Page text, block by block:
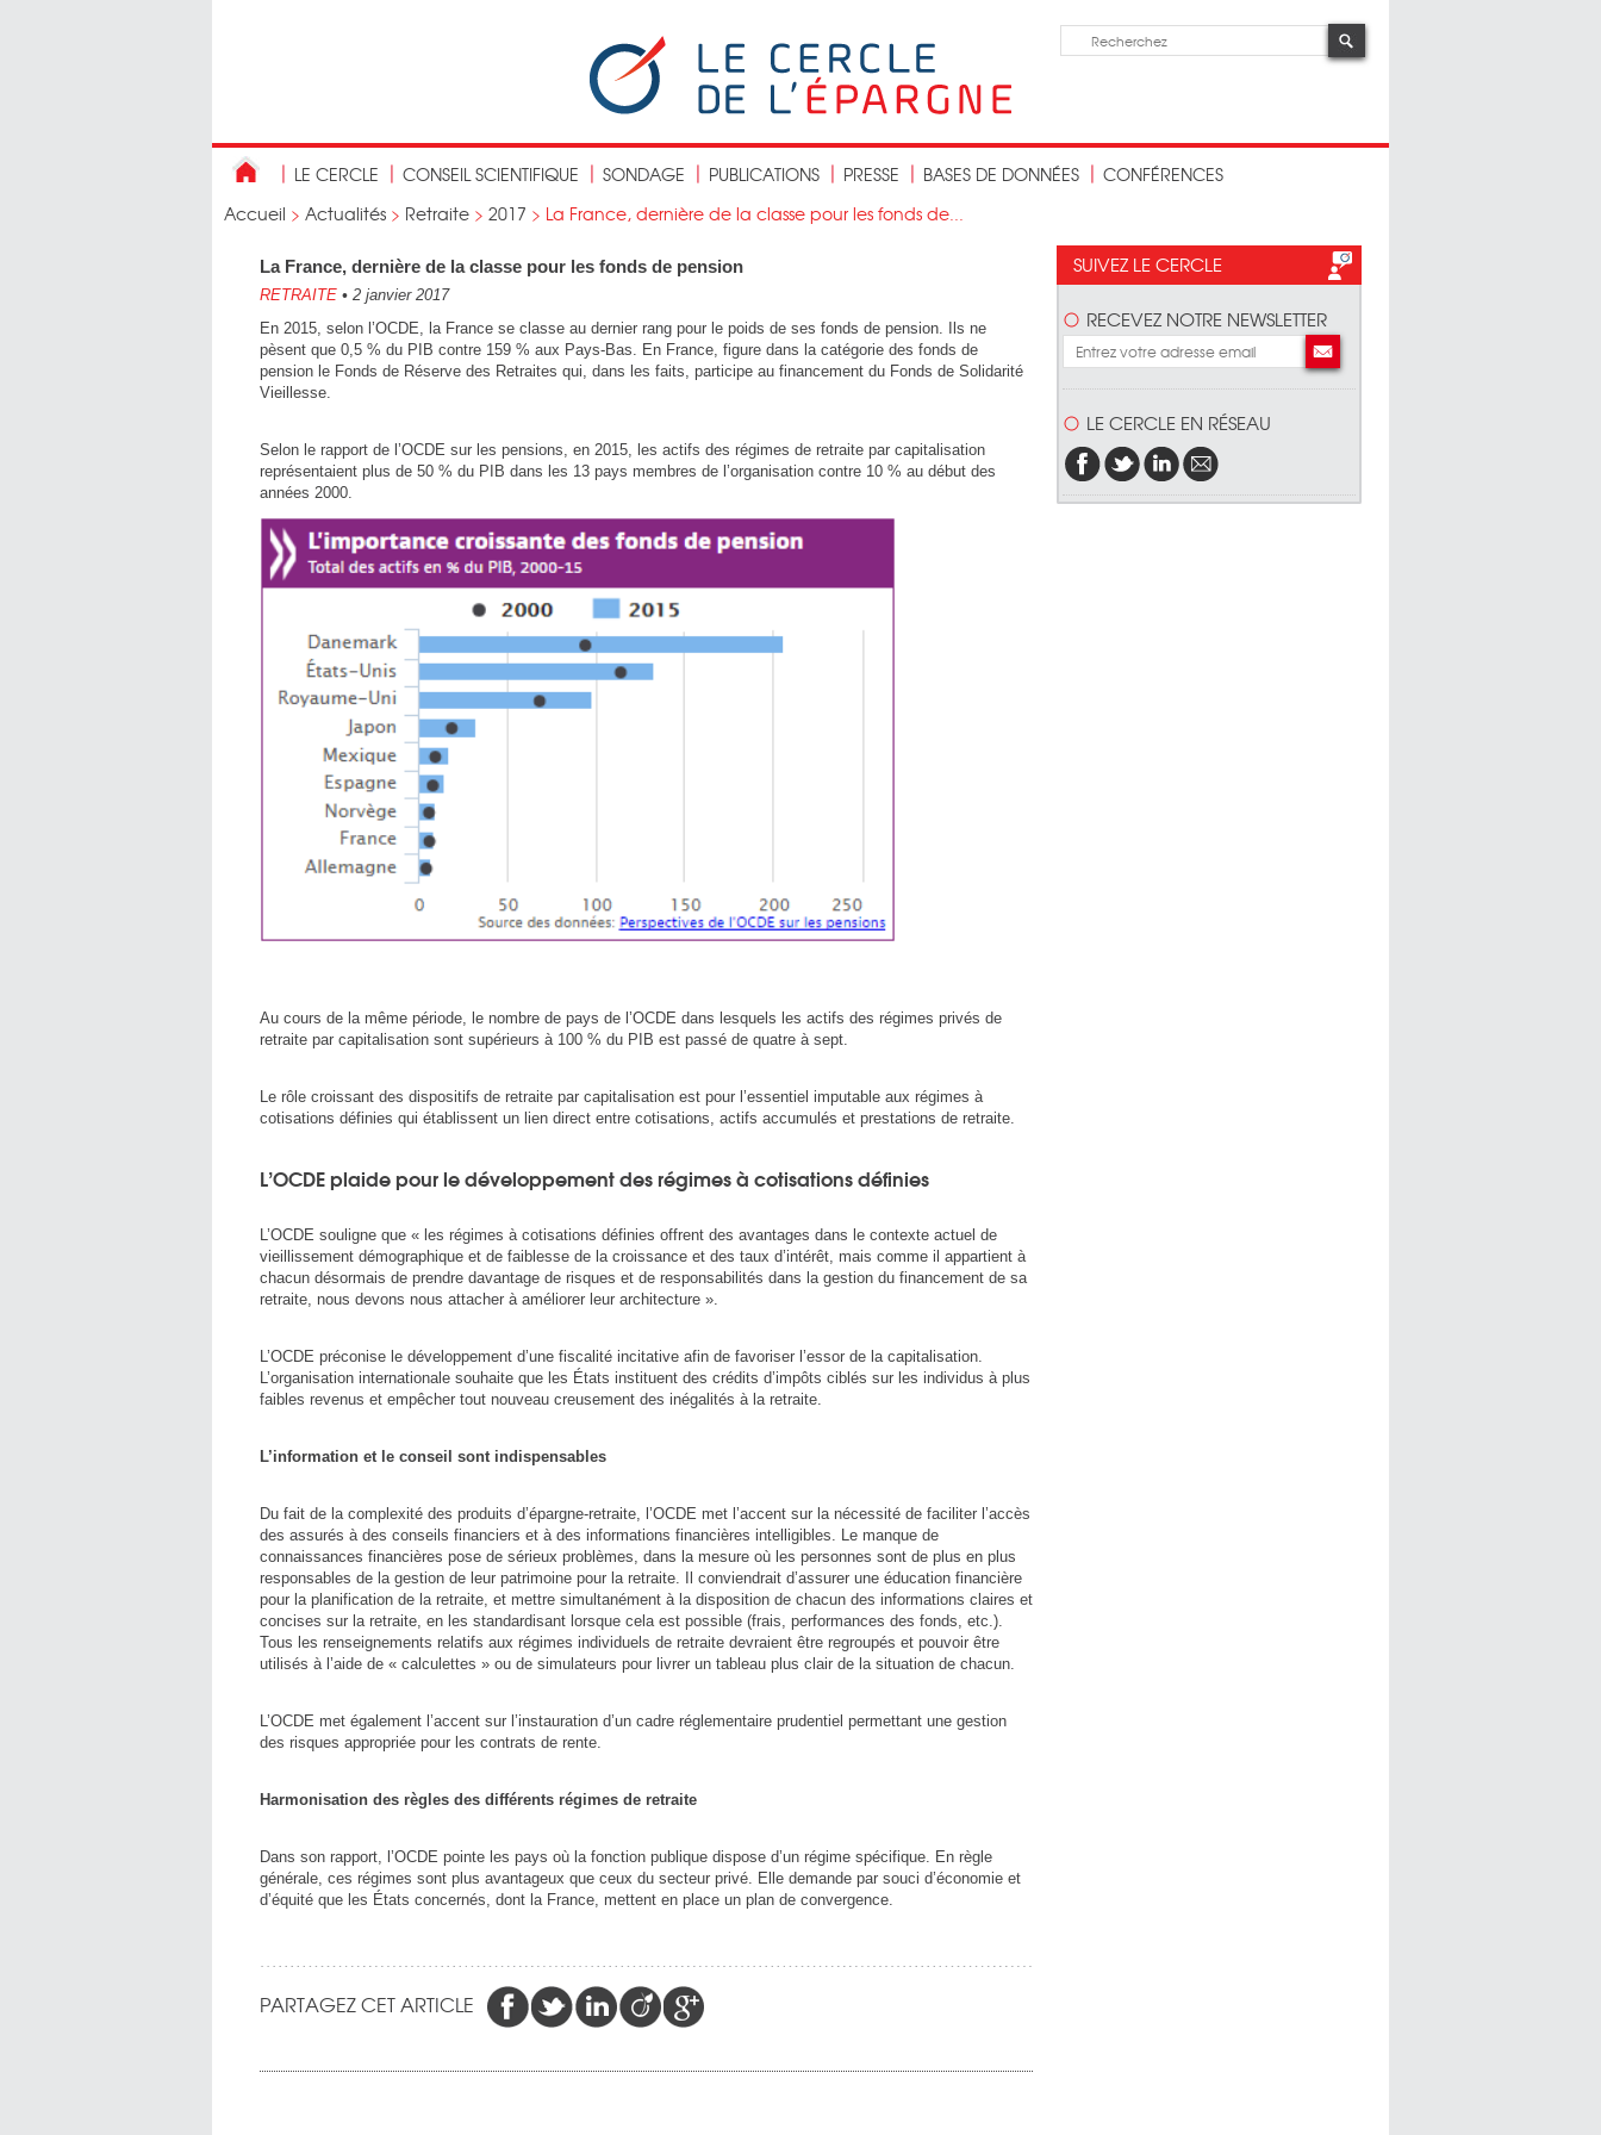
LE CERCLE CONSEIL SCIENTIFIQUE SONDAGE PUBLICATIONS PRESSE BASES DE DONNÉES
CONFÉRENCES
Accueil > Actualités > Retraite > 2017 > La France, dernière de la classe pour les fonds de...
La France, dernière de la classe pour les fonds de pension
RETRAITE • 2 janvier 2017
En 2015, selon l’OCDE, la France se classe au dernier rang pour le poids de ses fonds de pension. Ils ne
pèsent que 0,5 % du PIB contre 159 % aux Pays-Bas. En France, figure dans la catégorie des fonds de
pension le Fonds de Réserve des Retraites qui, dans les faits, participe au financement du Fonds de Solidarité
Vieillesse.
Selon le rapport de l’OCDE sur les pensions, en 2015, les actifs des régimes de retraite par capitalisation
représentaient plus de 50 % du PIB dans les 13 pays membres de l’organisation contre 10 % au début des
années 2000.
Au cours de la même période, le nombre de pays de l’OCDE dans lesquels les actifs des régimes privés de
retraite par capitalisation sont supérieurs à 100 % du PIB est passé de quatre à sept.
Le rôle croissant des dispositifs de retraite par capitalisation est pour l’essentiel imputable aux régimes à
cotisations définies qui établissent un lien direct entre cotisations, actifs accumulés et prestations de retraite.
L’OCDE plaide pour le développement des régimes à cotisations définies
L’OCDE souligne que « les régimes à cotisations définies offrent des avantages dans le contexte actuel de
vieillissement démographique et de faiblesse de la croissance et des taux d’intérêt, mais comme il appartient à
chacun désormais de prendre davantage de risques et de responsabilités dans la gestion du financement de sa
retraite, nous devons nous attacher à améliorer leur architecture ».
L’OCDE préconise le développement d’une fiscalité incitative afin de favoriser l’essor de la capitalisation.
L’organisation internationale souhaite que les États instituent des crédits d’impôts ciblés sur les individus à plus
faibles revenus et empêcher tout nouveau creusement des inégalités à la retraite.
L’information et le conseil sont indispensables
Du fait de la complexité des produits d’épargne-retraite, l’OCDE met l’accent sur la nécessité de faciliter l’accès
des assurés à des conseils financiers et à des informations financières intelligibles. Le manque de
connaissances financières pose de sérieux problèmes, dans la mesure où les personnes sont de plus en plus
responsables de la gestion de leur patrimoine pour la retraite. Il conviendrait d’assurer une éducation financière
pour la planification de la retraite, et mettre simultanément à la disposition de chacun des informations claires et
concises sur la retraite, en les standardisant lorsque cela est possible (frais, performances des fonds, etc.).
Tous les renseignements relatifs aux régimes individuels de retraite devraient être regroupés et pouvoir être
utilisés à l’aide de « calculettes » ou de simulateurs pour livrer un tableau plus clair de la situation de chacun.
L’OCDE met également l’accent sur l’instauration d’un cadre réglementaire prudentiel permettant une gestion
des risques appropriée pour les contrats de rente.
Harmonisation des règles des différents régimes de retraite
Dans son rapport, l’OCDE pointe les pays où la fonction publique dispose d’un régime spécifique. En règle
générale, ces régimes sont plus avantageux que ceux du secteur privé. Elle demande par souci d’économie et
d’équité que les États concernés, dont la France, mettent en place un plan de convergence.
PARTAGEZ CET ARTICLE
SUIVEZ LE CERCLE
RECEVEZ NOTRE NEWSLETTER
LE CERCLE EN RÉSEAU